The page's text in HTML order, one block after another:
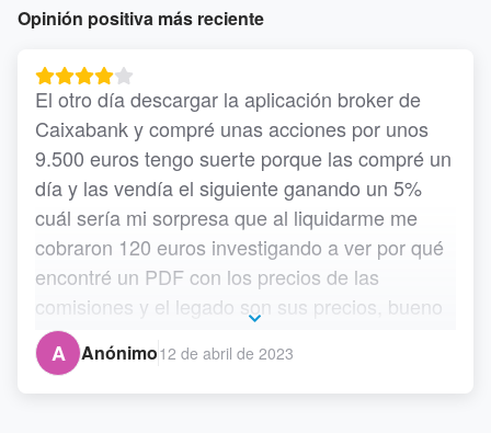
Opinión positiva más reciente
El otro día descargar la aplicación broker de
Caixabank y compré unas acciones por unos
9.500 euros tengo suerte porque las compré un
día y las vendía el siguiente ganando un 5%
cuál sería mi sorpresa que al liquidarme me
cobraron 120 euros investigando a ver por qué
encontré un PDF con los precios de las
comisiones y el legado son sus precios, bueno
pues ahora tengo la cuenta de valores en
renta4 banco y la misma operación me habría
costado 32, no insinuó nada ahí os dejo el
A Anónimo12 de abril de 2023